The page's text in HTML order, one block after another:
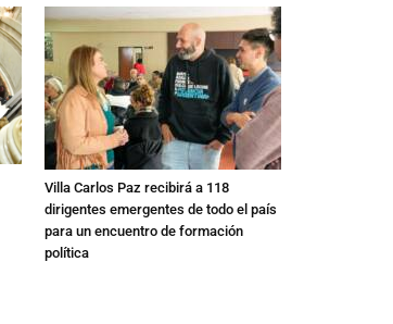
Villa Carlos Paz recibirá a 118
dirigentes emergentes de todo el país
para un encuentro de formación
política